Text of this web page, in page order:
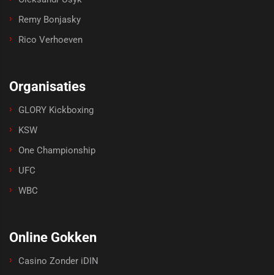
Remy Bonjasky
Rico Verhoeven
Organisaties
GLORY Kickboxing
KSW
One Championship
UFC
WBC
Online Gokken
Casino Zonder iDIN